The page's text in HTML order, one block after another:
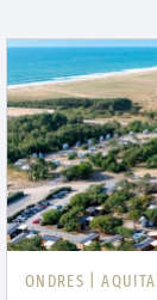
ONDRES |